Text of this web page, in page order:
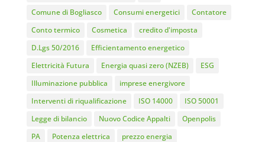
Comune di Bogliasco
Consumi energetici
Contatore
Conto termico
Cosmetica
credito d'imposta
D.Lgs 50/2016
Efficientamento energetico
Elettricità Futura
Energia quasi zero (NZEB)
ESG
Illuminazione pubblica
imprese energivore
Interventi di riqualificazione
ISO 14000
ISO 50001
Legge di bilancio
Nuovo Codice Appalti
Openpolis
PA
Potenza elettrica
prezzo energia